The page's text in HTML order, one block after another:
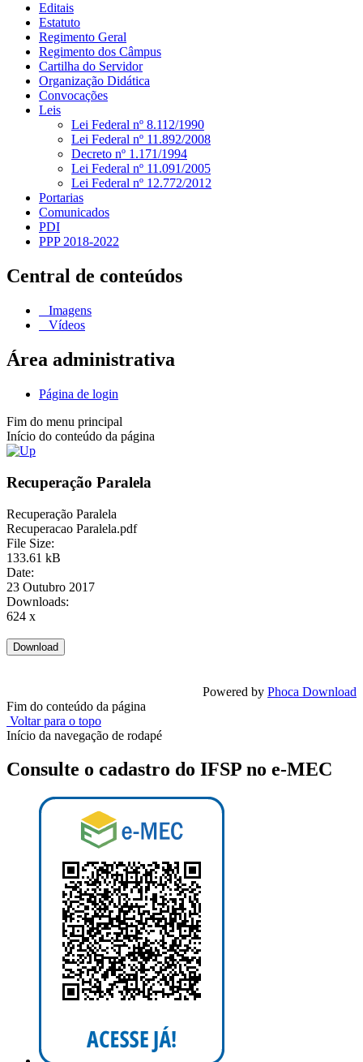
Editais
Estatuto
Regimento Geral
Regimento dos Câmpus
Cartilha do Servidor
Organização Didática
Convocações
Leis
Lei Federal nº 8.112/1990
Lei Federal nº 11.892/2008
Decreto nº 1.171/1994
Lei Federal nº 11.091/2005
Lei Federal nº 12.772/2012
Portarias
Comunicados
PDI
PPP 2018-2022
Central de conteúdos
Imagens
Vídeos
Área administrativa
Página de login
Fim do menu principal
Início do conteúdo da página
Recuperação Paralela
Recuperação Paralela
Recuperacao Paralela.pdf
File Size:
133.61 kB
Date:
23 Outubro 2017
Downloads:
624 x
Powered by Phoca Download
Fim do conteúdo da página
Voltar para o topo
Início da navegação de rodapé
Consulte o cadastro do IFSP no e-MEC